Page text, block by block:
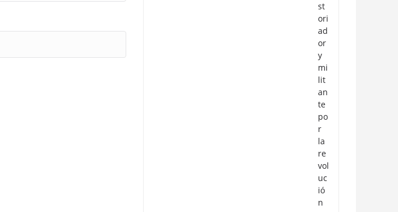
st
ori
ad
or
y
mi
lit
an
te
po
r
la
re
vol
uc
ió
n